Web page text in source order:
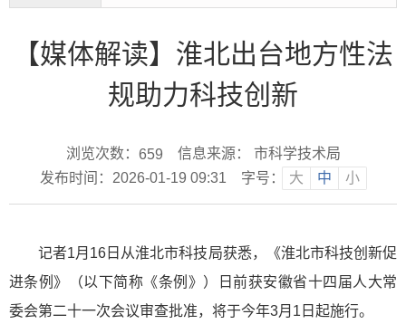
【媒体解读】淮北出台地方性法
规助力科技创新
浏览次数： 659
信息来源： 市科学技术局
发布时间：2026-01-19 09:31
字号： 大 中 小
记者1月16日从淮北市科技局获悉，《淮北市科技创新促
进条例》（以下简称《条例》）日前获安徽省十四届人大常
委会第二十一次会议审查批准，将于今年3月1日起施行。